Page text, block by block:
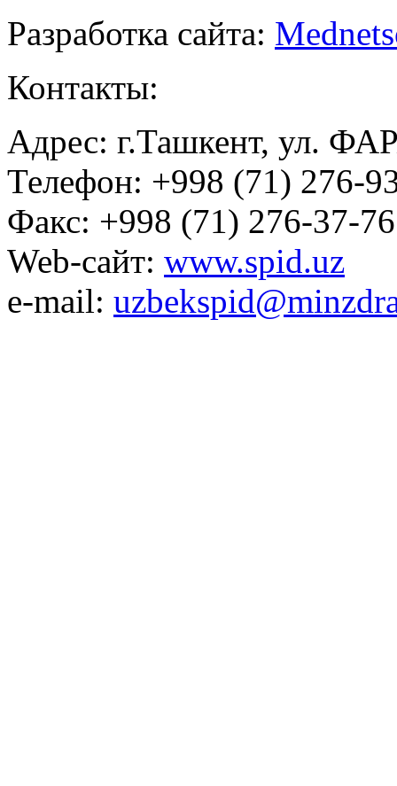
Разработка сайта:
Контакты:
Адрес: г.Ташкент, ул.
Телефон: +998 (71) 276-
Факс: +998 (71) 276-37-76
Web-сайт: www.spid.uz
e-mail: